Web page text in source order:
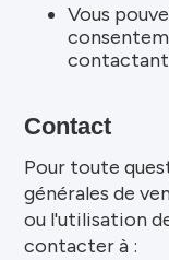
Vous
contactant
Contact
Pour toute
générales de
ou l'utilisation
contacter à :